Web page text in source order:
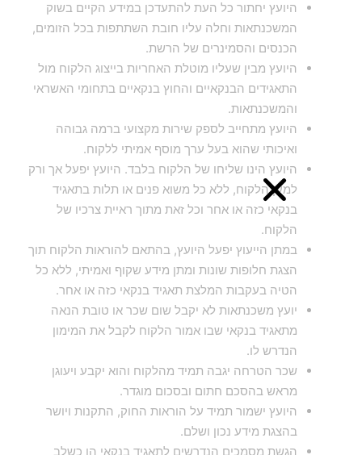
היועץ יחתור כל העת להתעדכן במידע הקיים בשוק
המשכנתאות וחלה עליו חובת השתתפות בכל הזומים,
הכנסים והסמינרים של הרשת.
היועץ מבין שעליו מוטלת האחריות בייצוג הלקוח מול
התאגידים הבנקאיים והחוץ בנקאיים בתחומי האשראי
והמשכנתאות.
היועץ מתחייב לספק שירות מקצועי ברמה גבוהה
ואיכותי שהוא בעל ערך מוסף אמיתי ללקוח.
היועץ הינו שליחו של הלקוח בלבד. היועץ יפעל אך ורק
למען הלקוח, ללא כל משוא פנים או תלות בתאגיד
בנקאי כזה או אחר וכל זאת מתוך ראיית צרכיו של
הלקוח.
במתן הייעוץ יפעל היועץ, בהתאם להוראות הלקוח תוך
הצגת חלופות שונות ומתן מידע שקוף ואמיתי, ללא כל
הטיה בעקבות המלצת תאגיד בנקאי כזה או אחר.
יועץ משכנתאות לא יקבל שום שכר או טובת הנאה
מתאגיד בנקאי שבו אמור הלקוח לקבל את המימון
הנדרש לו.
שכר הטרחה יגבה תמיד מהלקוח והוא יקבע ויעוגן
מראש בהסכם חתום ובסכום מוגדר.
היועץ ישמור תמיד על הוראות החוק, התקנות ויושר
בהצגת מידע נכון ושלם.
הגשת מסמכים הנדרשים לתאגיד בנקאי הן כשלב